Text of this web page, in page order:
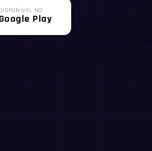
DISPONÍVEL NO
Google Play